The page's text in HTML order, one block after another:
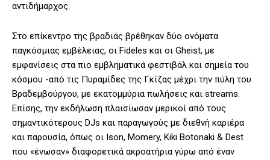
αντιδήμαρχος.
Στο επίκεντρο της βραδιάς βρέθηκαν δύο ονόματα
παγκόσμιας εμβέλειας, οι Fideles και οι Gheist, με
εμφανίσεις στα πιο εμβληματικά φεστιβάλ και σημεία του
κόσμου -από τις Πυραμίδες της Γκίζας μέχρι την πύλη του
Βραδεμβούργου, με εκατομμύρια πωλήσεις και streams.
Επίσης, την εκδήλωση πλαισίωσαν μερικοί από τους
σημαντικότερους DJs και παραγωγούς με διεθνή καριέρα
και παρουσία, όπως οι Ison, Momery, Kiki Botonaki & Dest
που «ένωσαν» διαφορετικά ακροατήρια γύρω από έναν